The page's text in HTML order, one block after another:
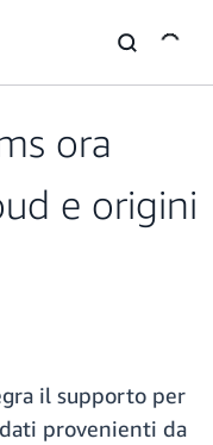
ora
e origini
il supporto per
provenienti da